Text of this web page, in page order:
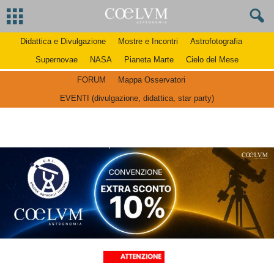
Didattica e Divulgazione Mostre e Incontri
Astrofotografia
Supernovae
NASA Pianeta Marte Cielo del Mese
FORUM
Mappa Osservatori
EVENTI (divulgazione, didattica, star party)